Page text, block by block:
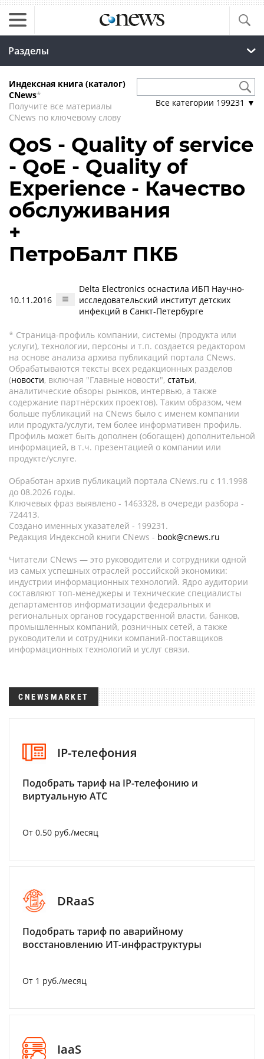
Разделы
Индексная книга (каталог)
CNews*
Получите все материалы
CNews по ключевому слову
Все категории 199231 ▼
QoS - Quality of service
- QoE - Quality of
Experience - Качество
обслуживания
+
ПетроБалт ПКБ
10.11.2016
Delta Electronics оснастила ИБП Научно-
исследовательский институт детских
инфекций в Санкт-Петербурге
* Страница-профиль компании, системы (продукта или
услуги), технологии, персоны и т.п. создается редактором
на основе анализа архива публикаций портала CNews.
Обрабатываются тексты всех редакционных разделов
(новости, включая "Главные новости", статьи,
аналитические обзоры рынков, интервью, а также
содержание партнёрских проектов). Таким образом, чем
больше публикаций на CNews было с именем компании
или продукта/услуги, тем более информативен профиль.
Профиль может быть дополнен (обогащен) дополнительной
информацией, в т.ч. презентацией о компании или
продукте/услуге.
Обработан архив публикаций портала CNews.ru c 11.1998
до 08.2026 годы.
Ключевых фраз выявлено - 1463328, в очереди разбора -
724413.
Создано именных указателей - 199231.
Редакция Индексной книги CNews - book@cnews.ru
Читатели CNews — это руководители и сотрудники одной
из самых успешных отраслей российской экономики:
индустрии информационных технологий. Ядро аудитории
составляют топ-менеджеры и технические специалисты
департаментов информатизации федеральных и
региональных органов государственной власти, банков,
промышленных компаний, розничных сетей, а также
руководители и сотрудники компаний-поставщиков
информационных технологий и услуг связи.
CNEWSMARKET
IP-телефония
Подобрать тариф на IP-телефонию и
виртуальную АТС
От 0.50 руб./месяц
DRaaS
Подобрать тариф по аварийному
восстановлению ИТ-инфраструктуры
От 1 руб./месяц
IaaS